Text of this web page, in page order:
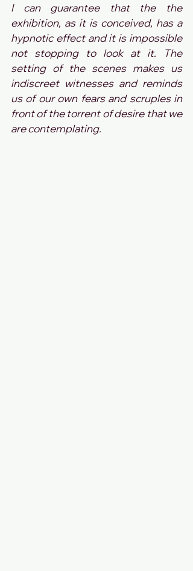
I can guarantee that the the
exhibition, as it is conceived, has a
hypnotic effect and it is impossible
not stopping to look at it. The
setting of the scenes makes us
indiscreet witnesses and reminds
us of our own fears and scruples in
front of the torrent of desire that we
are contemplating.